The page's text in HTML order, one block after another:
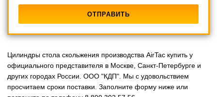
Цилиндры стола скольжения производства AirTac купить у
официального представителя в Москве, Санкт-Петербурге и
других городах России. ООО "КДП". Мы с удовольствием
просчитаем сроки поставки. Заполните форму ниже или